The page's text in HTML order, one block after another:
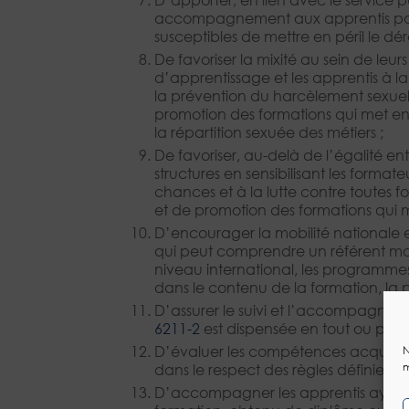
accompagnement aux apprentis
susceptibles de mettre en péril le
De favoriser la mixité au sein de
d’apprentissage et les apprentis à
la prévention du harcèlement
promotion des formations qui met
la répartition sexuée des métiers ;
De favoriser, au-delà de l’égalité
structures en sensibilisant les
chances et à la lutte contre toutes
et de promotion des formations qui
D’encourager la mobilité nationale
qui peut comprendre un référent
niveau international, les
dans le contenu de la formation, la
D’assurer le suivi et
6211-2 est dispensée en tout ou
D’évaluer les compétences
dans le respect des règles définies
D’accompagner les apprentis